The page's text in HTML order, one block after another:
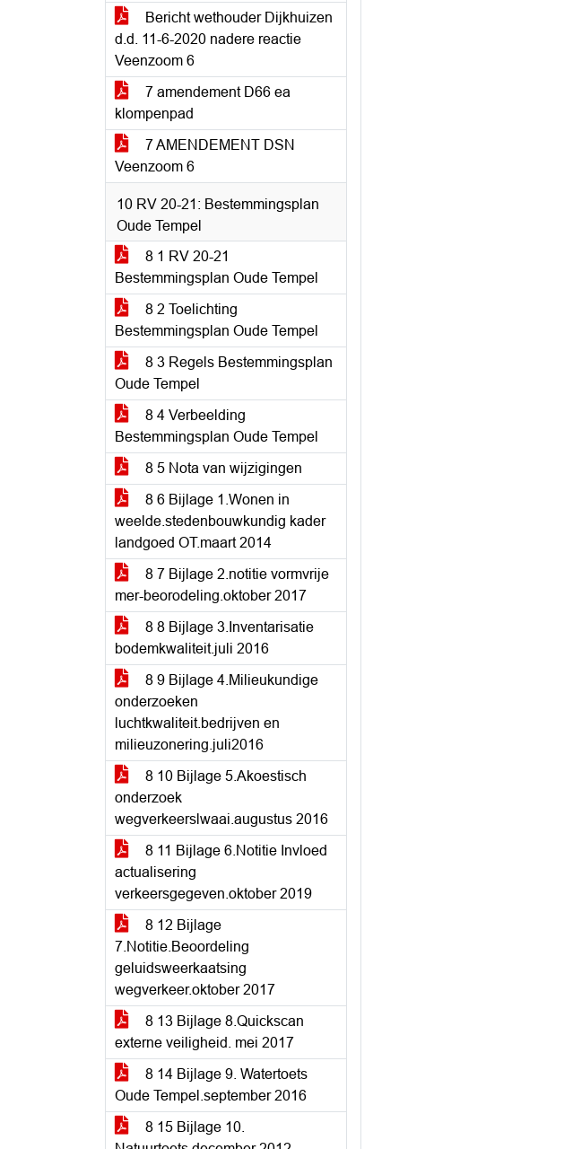
Bericht wethouder Dijkhuizen
d.d. 11-6-2020 nadere reactie
Veenzoom 6
7 amendement D66 ea
klompenpad
7 AMENDEMENT DSN
Veenzoom 6
10 RV 20-21: Bestemmingsplan
Oude Tempel
8 1 RV 20-21
Bestemmingsplan Oude Tempel
8 2 Toelichting
Bestemmingsplan Oude Tempel
8 3 Regels Bestemmingsplan
Oude Tempel
8 4 Verbeelding
Bestemmingsplan Oude Tempel
8 5 Nota van wijzigingen
8 6 Bijlage 1.Wonen in
weelde.stedenbouwkundig kader
landgoed OT.maart 2014
8 7 Bijlage 2.notitie vormvrije
mer-beorodeling.oktober 2017
8 8 Bijlage 3.Inventarisatie
bodemkwaliteit.juli 2016
8 9 Bijlage 4.Milieukundige
onderzoeken
luchtkwaliteit.bedrijven en
milieuzonering.juli2016
8 10 Bijlage 5.Akoestisch
onderzoek
wegverkeerslwaai.augustus 2016
8 11 Bijlage 6.Notitie Invloed
actualisering
verkeersgegeven.oktober 2019
8 12 Bijlage
7.Notitie.Beoordeling
geluidsweerkaatsing
wegverkeer.oktober 2017
8 13 Bijlage 8.Quickscan
externe veiligheid. mei 2017
8 14 Bijlage 9. Watertoets
Oude Tempel.september 2016
8 15 Bijlage 10.